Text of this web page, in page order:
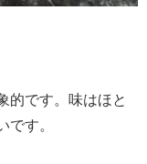
的です。味はほと
です。